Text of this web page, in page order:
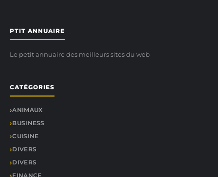
PTIT ANNUAIRE
Le petit annuaire des meilleurs sites du web
CATÉGORIES
ANIMAUX
BUSINESS
CUISINE
DIVERS
DIVERS
FINANCE